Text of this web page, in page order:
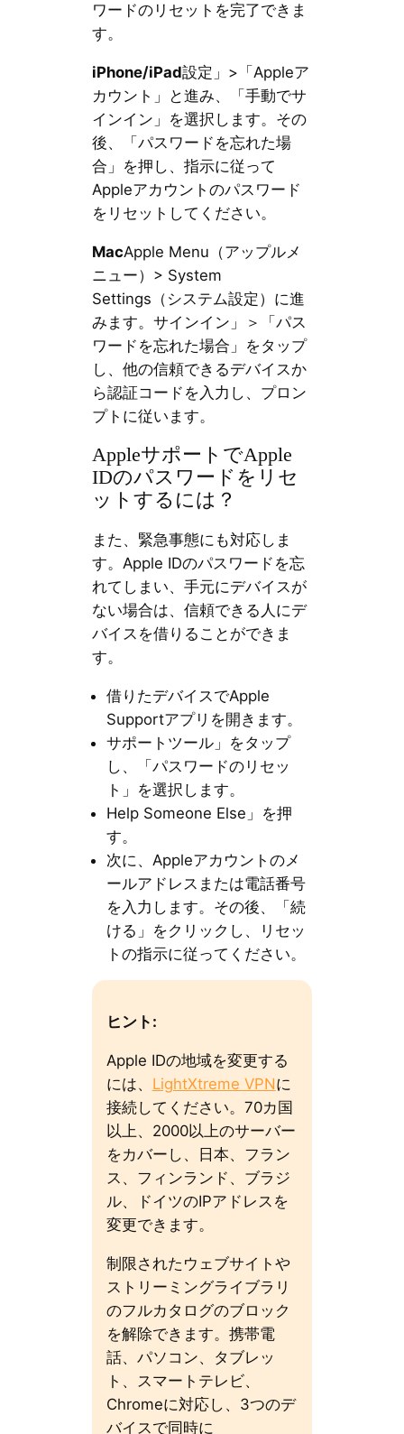
ワードのリセットを完了できま
す。
iPhone/iPad設定」>「Appleア
カウント」と進み、「手動でサ
インイン」を選択します。その
後、「パスワードを忘れた場
合」を押し、指示に従って
Appleアカウントのパスワード
をリセットしてください。
MacApple Menu（アップルメ
ニュー）> System
Settings（システム設定）に進
みます。サインイン」＞「パス
ワードを忘れた場合」をタップ
し、他の信頼できるデバイスか
ら認証コードを入力し、プロン
プトに従います。
AppleサポートでApple
IDのパスワードをリセ
ットするには？
また、緊急事態にも対応しま
す。Apple IDのパスワードを忘
れてしまい、手元にデバイスが
ない場合は、信頼できる人にデ
バイスを借りることができま
す。
借りたデバイスでApple
Supportアプリを開きます。
サポートツール」をタップ
し、「パスワードのリセッ
ト」を選択します。
Help Someone Else」を押
す。
次に、Appleアカウントのメ
ールアドレスまたは電話番号
を入力します。その後、「続
ける」をクリックし、リセッ
トの指示に従ってください。
ヒント:
Apple IDの地域を変更する
には、 LightXtreme VPNに
接続してください。70カ国
以上、2000以上のサーバー
をカバーし、日本、フラン
ス、フィンランド、ブラジ
ル、ドイツのIPアドレスを
変更できます。
制限されたウェブサイトや
ストリーミングライブラリ
のフルカタログのブロック
を解除できます。携帯電
話、パソコン、タブレッ
ト、スマートテレビ、
Chromeに対応し、3つのデ
バイスで同時に